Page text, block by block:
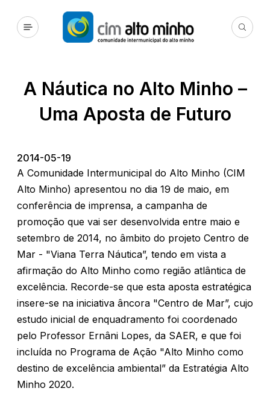
A Náutica no Alto Minho –
Uma Aposta de Futuro
2014-05-19
A Comunidade Intermunicipal do Alto Minho (CIM
Alto Minho) apresentou no dia 19 de maio, em
conferência de imprensa, a campanha de
promoção que vai ser desenvolvida entre maio e
setembro de 2014, no âmbito do projeto Centro de
Mar - "Viana Terra Náutica”, tendo em vista a
afirmação do Alto Minho como região atlântica de
excelência. Recorde-se que esta aposta estratégica
insere-se na iniciativa âncora "Centro de Mar”, cujo
estudo inicial de enquadramento foi coordenado
pelo Professor Ernâni Lopes, da SAER, e que foi
incluída no Programa de Ação "Alto Minho como
destino de excelência ambiental” da Estratégia Alto
Minho 2020.